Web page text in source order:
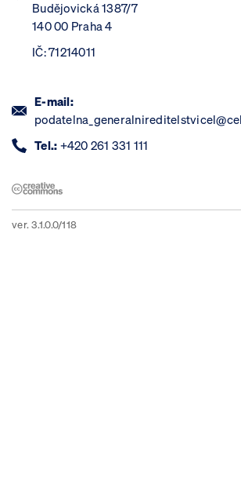
Budějovická 1387/7
140 00 Praha 4
IČ: 71214011
E-mail:
Tel.: +420 261 331 111
ver. 3.1.0.0/118